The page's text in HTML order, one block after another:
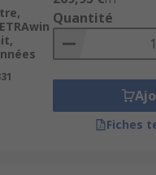
Quantité
Fiches